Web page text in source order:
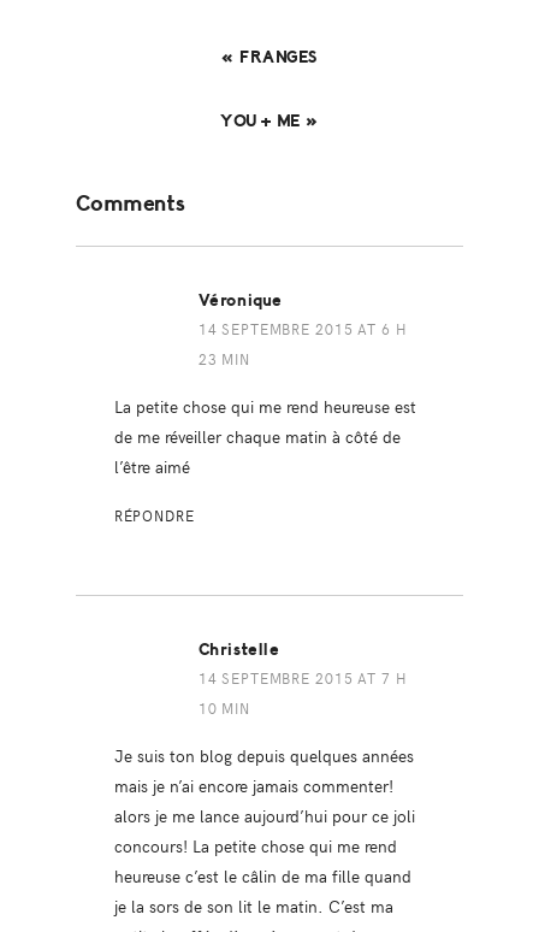
« FRANGES
YOU + ME »
Interactions
Comments
Véronique
14 SEPTEMBRE 2015 AT 6 H
23 MIN
La petite chose qui me rend heureuse est
de me réveiller chaque matin à côté de
l’être aimé
RÉPONDRE
Christelle
14 SEPTEMBRE 2015 AT 7 H
10 MIN
Je suis ton blog depuis quelques années
mais je n’ai encore jamais commenter!
alors je me lance aujourd’hui pour ce joli
concours! La petite chose qui me rend
heureuse c’est le câlin de ma fille quand
je la sors de son lit le matin. C’est ma